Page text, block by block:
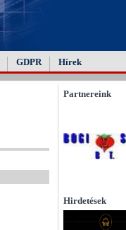
GDPR Hírek
Partnereink
Hirdetések